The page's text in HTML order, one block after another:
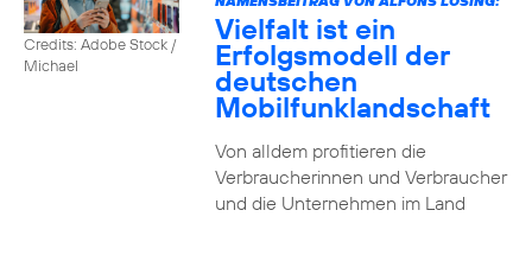
Credits: Adobe Stock /
Michael
Vielfalt ist ein
Erfolgsmodell der
deutschen
Mobilfunklandschaft
Von alldem profitieren die
Verbraucherinnen und Verbraucher
und die Unternehmen im Land